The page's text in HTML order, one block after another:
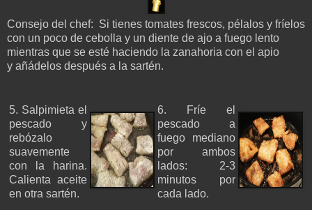
Consejo del chef: Si tienes tomates frescos, pélalos y fríelos
con un poco de cebolla y un diente de ajo a fuego lento
mientras que se esté haciendo la zanahoria con el apio
y añádelos después a la sartén.
5. Salpimieta el
pescado y
rebózalo
suavemente
con la harina.
Calienta aceite
en otra sartén.
6. Fríe el
pescado a
fuego mediano
por ambos
lados: 2-3
minutos por
cada lado.